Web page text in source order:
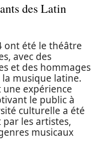
des Latin
ont été le théâtre
avec des
et des hommages
musique latine.
expérience
le public à
culturelle a été
les artistes,
musicaux